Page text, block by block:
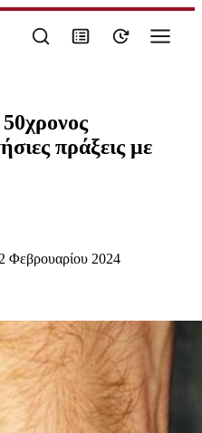
πράξεις με
Φεβρουαρίου 2024